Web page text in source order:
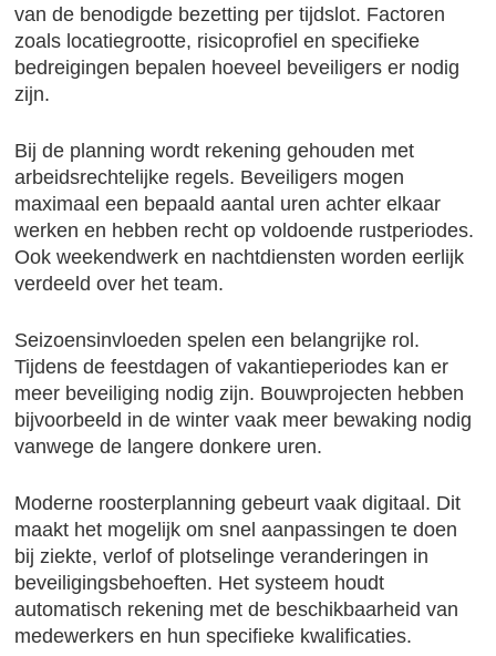
van de benodigde bezetting per tijdslot. Factoren
zoals locatiegrootte, risicoprofiel en specifieke
bedreigingen bepalen hoeveel beveiligers er nodig
zijn.
Bij de planning wordt rekening gehouden met
arbeidsrechtelijke regels. Beveiligers mogen
maximaal een bepaald aantal uren achter elkaar
werken en hebben recht op voldoende rustperiodes.
Ook weekendwerk en nachtdiensten worden eerlijk
verdeeld over het team.
Seizoensinvloeden spelen een belangrijke rol.
Tijdens de feestdagen of vakantieperiodes kan er
meer beveiliging nodig zijn. Bouwprojecten hebben
bijvoorbeeld in de winter vaak meer bewaking nodig
vanwege de langere donkere uren.
Moderne roosterplanning gebeurt vaak digitaal. Dit
maakt het mogelijk om snel aanpassingen te doen
bij ziekte, verlof of plotselinge veranderingen in
beveiligingsbehoeften. Het systeem houdt
automatisch rekening met de beschikbaarheid van
medewerkers en hun specifieke kwalificaties.